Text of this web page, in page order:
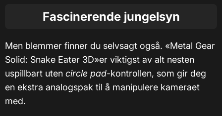
Fascinerende jungelsyn
Men blemmer finner du selvsagt også. «Metal Gear
Solid: Snake Eater 3D»er viktigst av alt nesten
uspillbart uten circle pad-kontrollen, som gir deg
en ekstra analogspak til å manipulere kameraet
med.